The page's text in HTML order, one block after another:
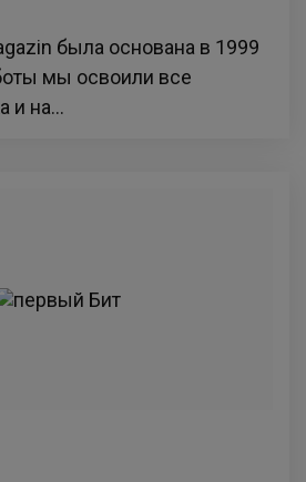
была основана в 1999
мы освоили все
и на...